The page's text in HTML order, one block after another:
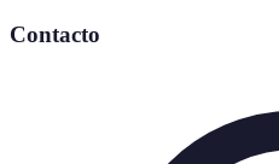
Contacto